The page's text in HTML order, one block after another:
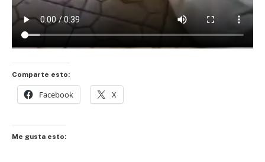
Comparte esto:
Facebook X
Me gusta esto: